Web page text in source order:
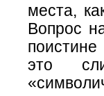
места,
Вопрос
это